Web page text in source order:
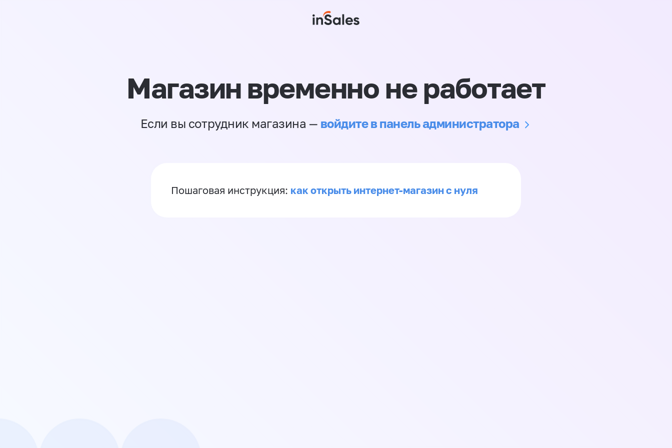
Магазин временно не работает
Если вы сотрудник магазина — войдите в панель администратора
Пошаговая инструкция: как открыть интернет-магазин с нуля